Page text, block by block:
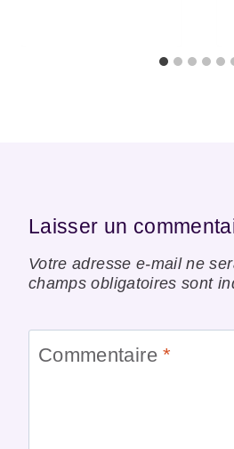
Laisser un
Votre adresse e-mail ne
champs obligatoires sont
Commentaire*